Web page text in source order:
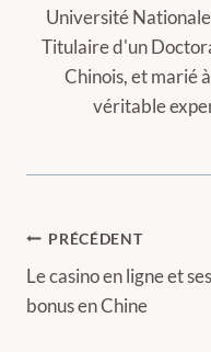
Université
Titulaire d'un
Chinois, et marié
véritable
Navigation
de
l’article
PRÉCÉDENT
Le casino en ligne et ses
bonus en Chine